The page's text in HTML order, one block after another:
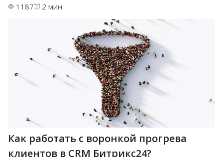
1187
2 мин.
Как работать с воронкой прогрева
клиентов в CRM Битрикс24?